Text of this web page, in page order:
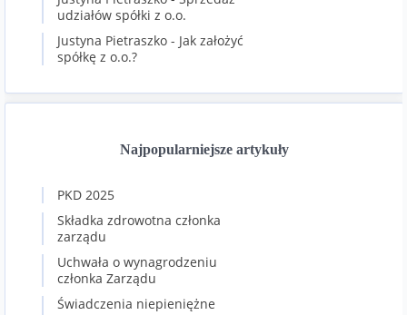
udziałów spółki z o.o.
Justyna Pietraszko - Jak założyć
spółkę z o.o.?
Najpopularniejsze artykuły
PKD 2025
Składka zdrowotna członka
zarządu
Uchwała o wynagrodzeniu
członka Zarządu
Świadczenia niepieniężne